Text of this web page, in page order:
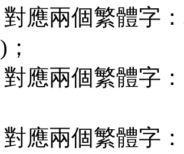
應兩個繁體字
；
應兩個繁體字
對應兩個繁體字